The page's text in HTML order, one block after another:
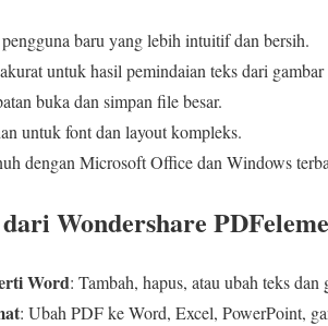
baru yang lebih intuitif dan bersih.
untuk hasil pemindaian teks dari gambar
buka dan simpan file besar.
untuk font dan layout kompleks.
dengan Microsoft Office dan Windows
Wondershare
Word: Tambah, hapus, atau ubah teks
: Ubah PDF ke Word, Excel, PowerPoint,